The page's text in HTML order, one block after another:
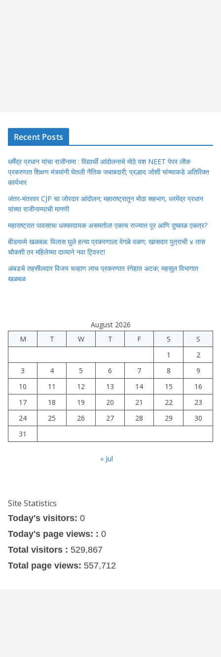
Recent Posts
धर्मेंद्र प्रधान यांचा राजीनामा : विद्यार्थी आंदोलनाचे मोठे यश NEET पेपर लीक
प्रकरणात शिक्षण मंत्र्यांनी घेतली नैतिक जबाबदारी; प्रल्हाद जोशी यांच्याकडे अतिरिक्त
कार्यभार
जंतर-मंतरवर CJP चा जोरदार आंदोलन; महाराष्ट्रातून मोठा सहभाग, धरमेंद्र प्रधान
यांच्या राजीनाम्याची मागणी
महाराष्ट्रात पावसाचा धक्कादायक असमतोल! एकाच राज्यात पूर आणि दुष्काळ एकत्र?
बीडमध्ये खळबळ: विलास घुले हत्या प्रकरणाला वेगळे वळण; खासदार पुत्राची ४ तास
चौकशी तर महिलेच्या दाव्याने नवा ट्विस्ट!
अंबडचे तहसीलदार विजय चव्हाण लाच प्रकरणात रंगेहात अटक; महसूल विभागात
खळबळ
August 2026
M
T W T F S
S
1
2
3
4 5 6 7 8
9
10
11 12 13 14 15
16
17
18 19 20 21 22
23
24
25 26 27 28 29
30
31
« Jul
Site Statistics
Today's visitors: 0
Today's page views: : 0
Total visitors : 529,867
Total page views: 557,712